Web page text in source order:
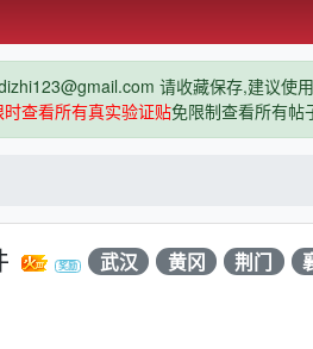
请收藏保存,建议
查看所有真实验证贴免限制查看所有帖
武汉 黄冈 荆门